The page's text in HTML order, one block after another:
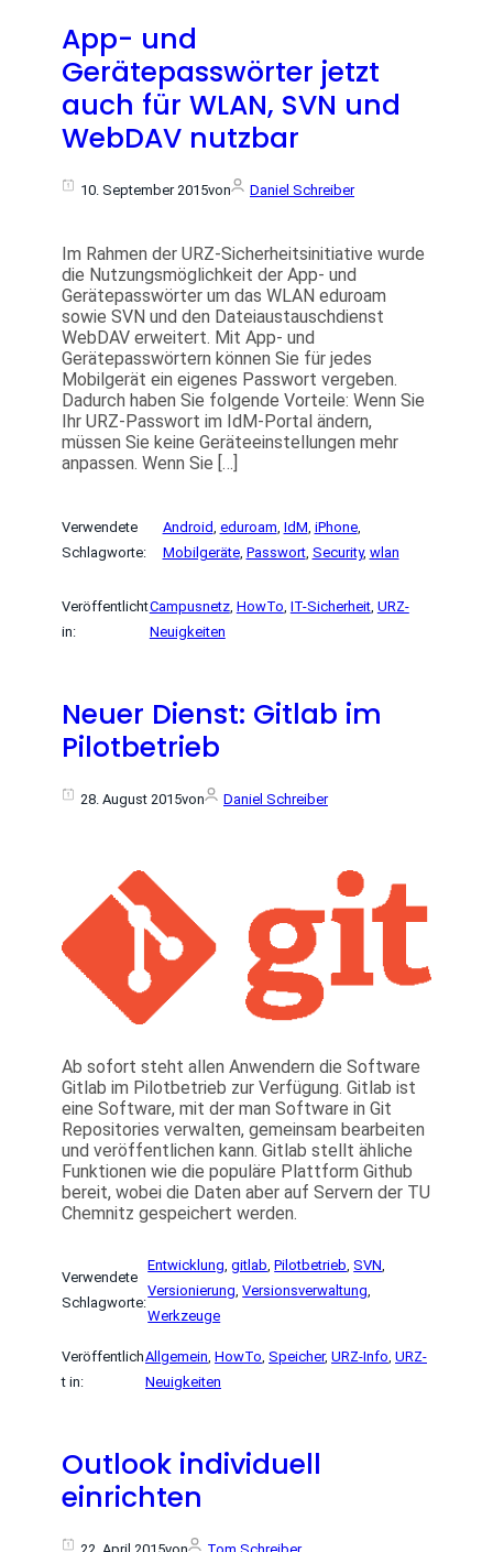
App- und
Gerätepasswörter jetzt
auch für WLAN, SVN und
WebDAV nutzbar
10. September 2015von Daniel Schreiber
Im Rahmen der URZ-Sicherheitsinitiative wurde
die Nutzungsmöglichkeit der App- und
Gerätepasswörter um das WLAN eduroam
sowie SVN und den Dateiaustauschdienst
WebDAV erweitert. Mit App- und
Gerätepasswörtern können Sie für jedes
Mobilgerät ein eigenes Passwort vergeben.
Dadurch haben Sie folgende Vorteile: Wenn Sie
Ihr URZ-Passwort im IdM-Portal ändern,
müssen Sie keine Geräteeinstellungen mehr
anpassen. Wenn Sie […]
Verwendete
Schlagworte:
Android, eduroam, IdM, iPhone
Mobilgeräte, Passwort, Security, wlan
Veröffentlicht
in:
Campusnetz, HowTo, IT-Sicherheit, URZ-
Neuigkeiten
Neuer Dienst: Gitlab im
Pilotbetrieb
28. August 2015von Daniel Schreiber
Ab sofort steht allen Anwendern die Software
Gitlab im Pilotbetrieb zur Verfügung. Gitlab ist
eine Software, mit der man Software in Git
Repositories verwalten, gemeinsam bearbeiten
und veröffentlichen kann. Gitlab stellt ähliche
Funktionen wie die populäre Plattform Github
bereit, wobei die Daten aber auf Servern der TU
Chemnitz gespeichert werden.
Verwendete
Schlagworte:
Entwicklung , gitlab , Pilotbetrieb , SVN
Versionierung , Versionsverwaltung
Werkzeuge
Veröffentlich
t in:
Allgemein, HowTo, Speicher, URZ-Info, URZ-
Neuigkeiten
Outlook individuell
einrichten